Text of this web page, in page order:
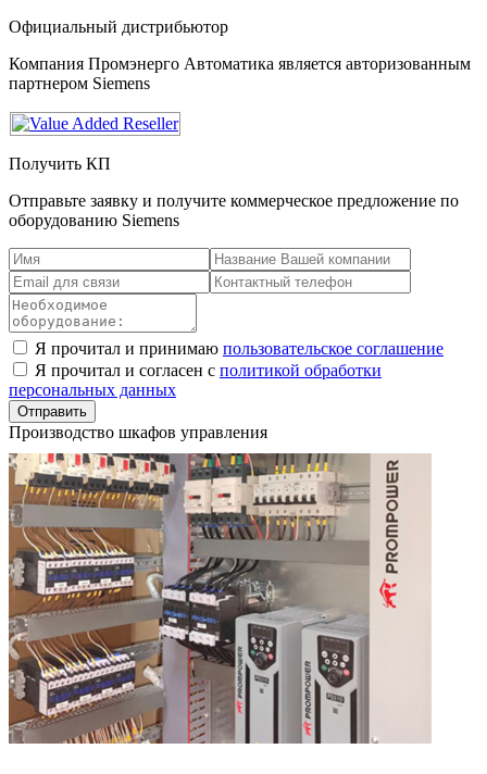
Официальный дистрибьютор
Компания Промэнерго Автоматика является авторизованным
партнером Siemens
Получить КП
Отправьте заявку и получите коммерческое предложение по
оборудованию Siemens
Я прочитал и принимаю пользовательское соглашение
Я прочитал и согласен с политикой обработки
персональных данных
Производство шкафов управления